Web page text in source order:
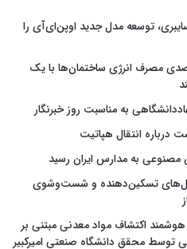
توسعه مدل جدید اوپن‌ای‌آی را
۲۹ درصدی مصرف انرژی ساختمان‌ها با یک
به مناسبت روز خبرنگار
درباره انتقال هپاتیت
به مدارس ایران رسید
ژل‌های تسکین‌دهنده و شست‌وشوی
اکتشاف مواد معدنی مبتنی بر
محقق دانشگاه صنعتی امیرکبیر